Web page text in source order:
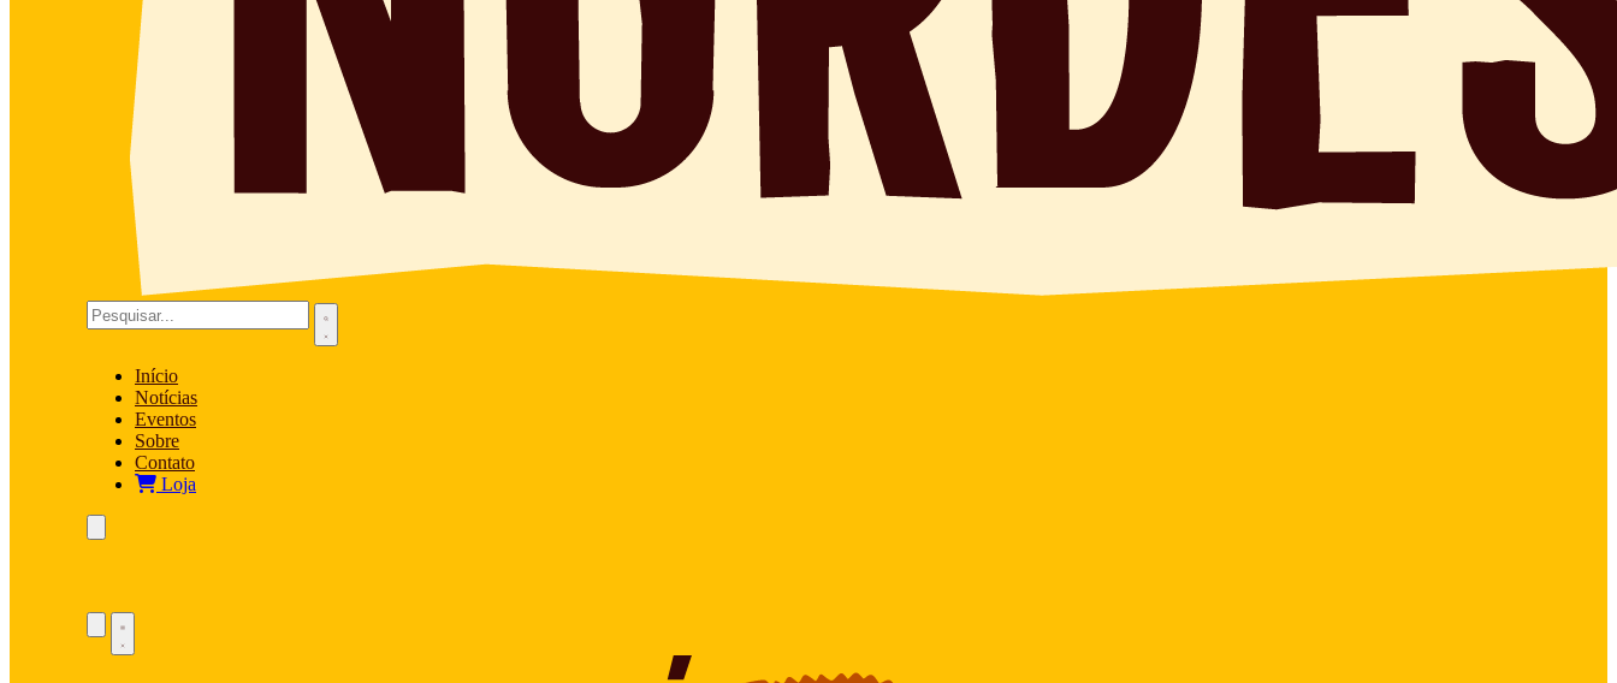
Início
Notícias
Eventos
Sobre
Contato
Loja